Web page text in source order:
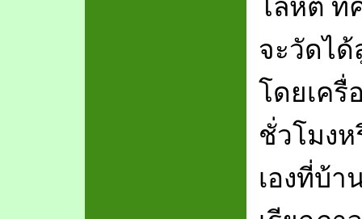
โลหิต ที่
จะวัดได้
โดยเครื่
ชั่วโมงห
เองที่บ้